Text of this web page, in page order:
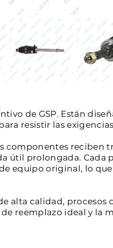
de GSP. Están
resistir las
componentes
útil prolongada. Cada
equipo original, lo
alta calidad,
de reemplazo ideal y